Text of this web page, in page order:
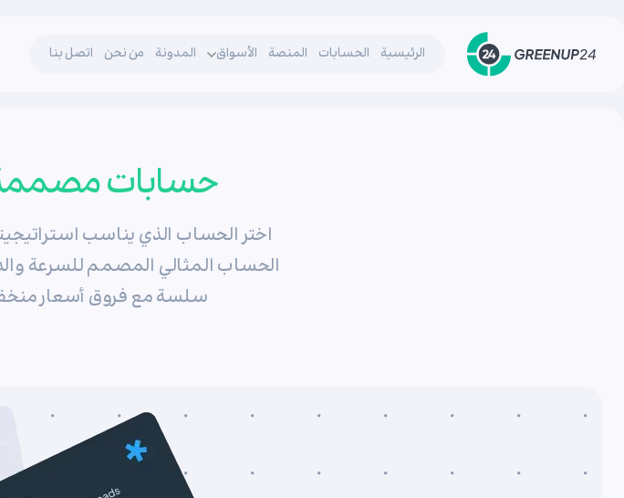
الرئيسية الحسابات المنصة الأسواق المدونة من نحن اتصل بنا
حسابات
الحساب المثالي المصمم للسرعة
سلسة مع فروق أسعار